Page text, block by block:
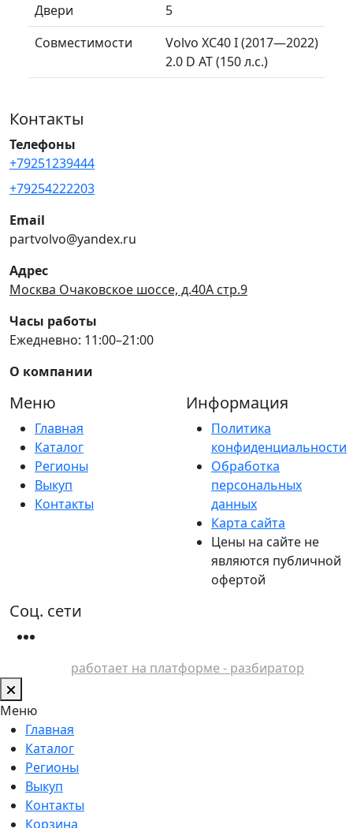
Двери
5
Совместимости
Volvo XC40 I (2017—2022)
2.0 D AT (150 л.с.)
Контакты
Телефоны
+79251239444
+79254222203
Email
partvolvo@yandex.ru
Адрес
Москва Очаковское шоссе, д.40А стр.9
Часы работы
Ежедневно: 11:00–21:00
О компании
Меню
Главная
Каталог
Регионы
Выкуп
Контакты
Информация
Политика
конфиденциальности
Обработка
персональных
данных
Карта сайта
Цены на сайте не
являются публичной
офертой
Соц. сети
работает на платформе - разбиратор
Меню
Главная
Каталог
Регионы
Выкуп
Контакты
Корзина